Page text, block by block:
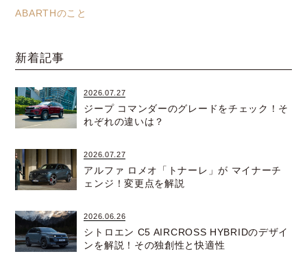
ABARTHのこと
新着記事
2026.07.27
ジープ コマンダーのグレードをチェック！そ
れぞれの違いは？
2026.07.27
アルファ ロメオ「トナーレ」が マイナーチ
ェンジ！変更点を解説
2026.06.26
シトロエン C5 AIRCROSS HYBRIDのデザイ
ンを解説！その独創性と快適性